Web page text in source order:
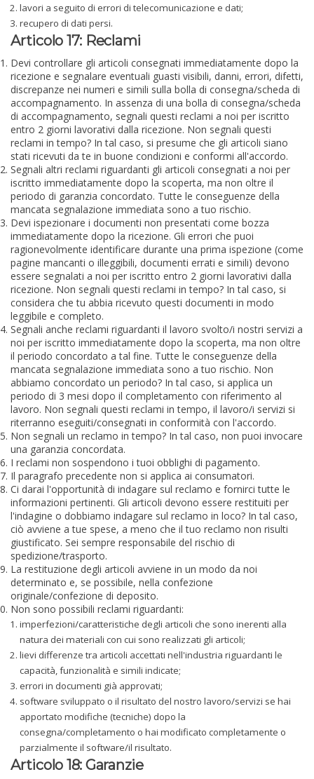
lavori a seguito di errori di telecomunicazione e dati;
recupero di dati persi.
Articolo 17: Reclami
Devi controllare gli articoli consegnati immediatamente dopo la
ricezione e segnalare eventuali guasti visibili, danni, errori, difetti,
discrepanze nei numeri e simili sulla bolla di consegna/scheda di
accompagnamento. In assenza di una bolla di consegna/scheda
di accompagnamento, segnali questi reclami a noi per iscritto
entro 2 giorni lavorativi dalla ricezione. Non segnali questi
reclami in tempo? In tal caso, si presume che gli articoli siano
stati ricevuti da te in buone condizioni e conformi all'accordo.
Segnali altri reclami riguardanti gli articoli consegnati a noi per
iscritto immediatamente dopo la scoperta, ma non oltre il
periodo di garanzia concordato. Tutte le conseguenze della
mancata segnalazione immediata sono a tuo rischio.
Devi ispezionare i documenti non presentati come bozza
immediatamente dopo la ricezione. Gli errori che puoi
ragionevolmente identificare durante una prima ispezione (come
pagine mancanti o illeggibili, documenti errati e simili) devono
essere segnalati a noi per iscritto entro 2 giorni lavorativi dalla
ricezione. Non segnali questi reclami in tempo? In tal caso, si
considera che tu abbia ricevuto questi documenti in modo
leggibile e completo.
Segnali anche reclami riguardanti il lavoro svolto/i nostri servizi a
noi per iscritto immediatamente dopo la scoperta, ma non oltre
il periodo concordato a tal fine. Tutte le conseguenze della
mancata segnalazione immediata sono a tuo rischio. Non
abbiamo concordato un periodo? In tal caso, si applica un
periodo di 3 mesi dopo il completamento con riferimento al
lavoro. Non segnali questi reclami in tempo, il lavoro/i servizi si
riterranno eseguiti/consegnati in conformità con l'accordo.
Non segnali un reclamo in tempo? In tal caso, non puoi invocare
una garanzia concordata.
I reclami non sospendono i tuoi obblighi di pagamento.
Il paragrafo precedente non si applica ai consumatori.
Ci darai l'opportunità di indagare sul reclamo e fornirci tutte le
informazioni pertinenti. Gli articoli devono essere restituiti per
l'indagine o dobbiamo indagare sul reclamo in loco? In tal caso,
ciò avviene a tue spese, a meno che il tuo reclamo non risulti
giustificato. Sei sempre responsabile del rischio di
spedizione/trasporto.
La restituzione degli articoli avviene in un modo da noi
determinato e, se possibile, nella confezione
originale/confezione di deposito.
Non sono possibili reclami riguardanti:
imperfezioni/caratteristiche degli articoli che sono inerenti alla
natura dei materiali con cui sono realizzati gli articoli;
lievi differenze tra articoli accettati nell'industria riguardanti le
capacità, funzionalità e simili indicate;
errori in documenti già approvati;
software sviluppato o il risultato del nostro lavoro/servizi se hai
apportato modifiche (tecniche) dopo la
consegna/completamento o hai modificato completamente o
parzialmente il software/il risultato.
Articolo 18: Garanzie